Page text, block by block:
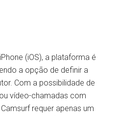
(iOS), a plataforma é
a opção de definir a
Com a possibilidade de
vídeo-chamadas com
requer apenas um